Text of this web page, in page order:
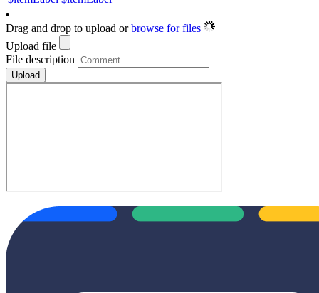
Drag and drop to upload orbrowse for files
Upload file
File description